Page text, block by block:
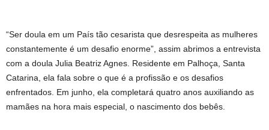
“Ser doula em um País tão cesarista que desrespeita as mulheres
constantemente é um desafio enorme”, assim abrimos a entrevista
com a doula Julia Beatriz Agnes. Residente em Palhoça, Santa
Catarina, ela fala sobre o que é a profissão e os desafios
enfrentados. Em junho, ela completará quatro anos auxiliando as
mamães na hora mais especial, o nascimento dos bebês.